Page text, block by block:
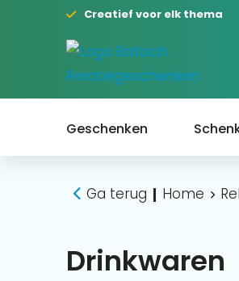
Creatief voor elk thema
Geschenken
Ga terug Home
Drinkwaren